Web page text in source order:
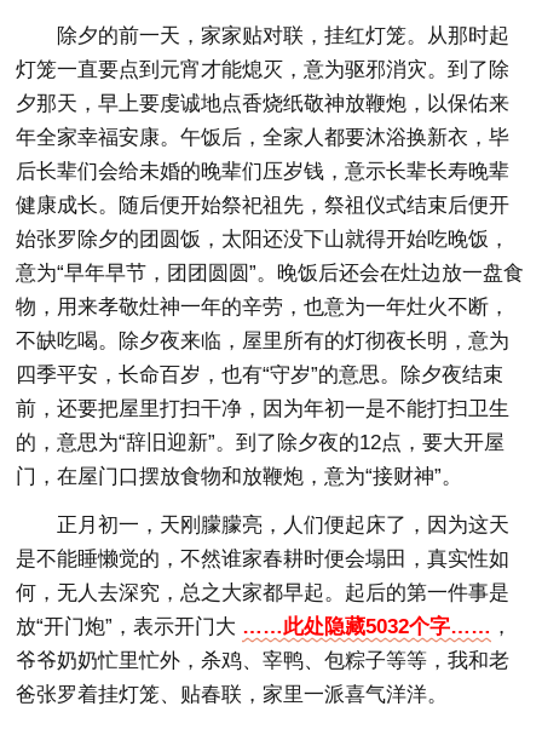
除夕的前一天，家家贴对联，挂红灯笼。从那时起
灯笼一直要点到元宵才能熄灭，意为驱邪消灾。到了除
夕那天，早上要虔诚地点香烧纸敬神放鞭炮，以保佑来
年全家幸福安康。午饭后，全家人都要沐浴换新衣，毕
后长辈们会给未婚的晚辈们压岁钱，意示长辈长寿晚辈
健康成长。随后便开始祭祀祖先，祭祖仪式结束后便开
始张罗除夕的团圆饭，太阳还没下山就得开始吃晚饭，
意为“早年早节，团团圆圆”。晚饭后还会在灶边放一盘食
物，用来孝敬灶神一年的辛劳，也意为一年灶火不断，
不缺吃喝。除夕夜来临，屋里所有的灯彻夜长明，意为
四季平安，长命百岁，也有“守岁”的意思。除夕夜结束
前，还要把屋里打扫干净，因为年初一是不能打扫卫生
的，意思为“辞旧迎新”。到了除夕夜的12点，要大开屋
门，在屋门口摆放食物和放鞭炮，意为“接财神”。
正月初一，天刚朦朦亮，人们便起床了，因为这天
是不能睡懒觉的，不然谁家春耕时便会塌田，真实性如
何，无人去深究，总之大家都早起。起后的第一件事是
放“开门炮”，表示开门大 ……此处隐藏5032个字…… ，
爷爷奶奶忙里忙外，杀鸡、宰鸭、包粽子等等，我和老
爸张罗着挂灯笼、贴春联，家里一派喜气洋洋。